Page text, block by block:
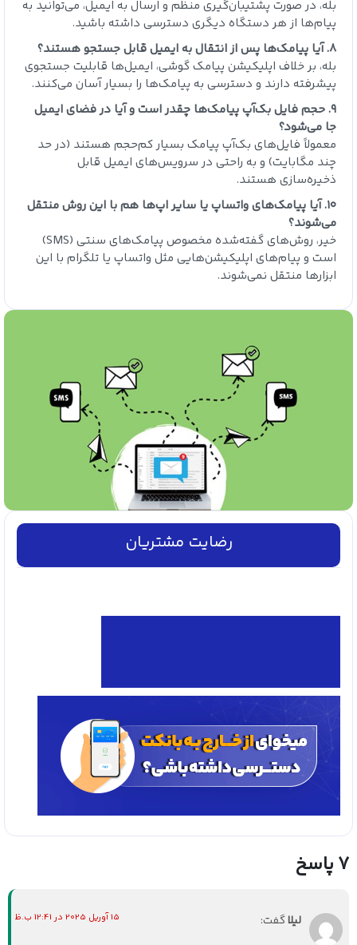
بله، در صورت پشتیبان‌گیری منظم و ارسال به ایمیل، می‌توانید به
پیام‌ها از هر دستگاه دیگری دسترسی داشته باشید.
۸. آیا پیامک‌ها پس از انتقال به ایمیل قابل جستجو هستند؟
بله، بر خلاف اپلیکیشن پیامک گوشی، ایمیل‌ها قابلیت جستجوی
پیشرفته دارند و دسترسی به پیامک‌ها را بسیار آسان می‌کنند.
۹. حجم فایل بک‌آپ پیامک‌ها چقدر است و آیا در فضای ایمیل
جا می‌شود؟
معمولاً فایل‌های بک‌آپ پیامک بسیار کم‌حجم هستند (در حد
چند مگابایت) و به راحتی در سرویس‌های ایمیل قابل
ذخیره‌سازی هستند.
۱۰. آیا پیامک‌های واتساپ یا سایر اپ‌ها هم با این روش منتقل
می‌شوند؟
خیر، روش‌های گفته‌شده مخصوص پیامک‌های سنتی (SMS)
است و پیام‌های اپلیکیشن‌هایی مثل واتساپ یا تلگرام با این
ابزارها منتقل نمی‌شوند.
رضایت مشتریان
7 پاسخ
لیلاگفت: 15 آوریل 2025 در 12:41 ب.ظ